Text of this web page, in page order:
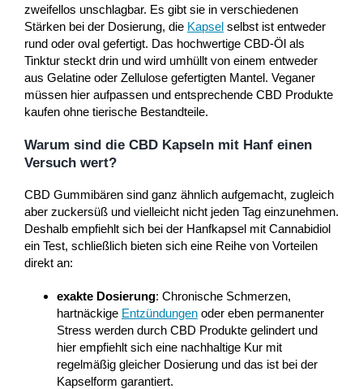
zweifellos unschlagbar. Es gibt sie in verschiedenen
Stärken bei der Dosierung, die Kapsel selbst ist entweder
rund oder oval gefertigt. Das hochwertige CBD-Öl als
Tinktur steckt drin und wird umhüllt von einem entweder
aus Gelatine oder Zellulose gefertigten Mantel. Veganer
müssen hier aufpassen und entsprechende CBD Produkte
kaufen ohne tierische Bestandteile.
Warum sind die CBD Kapseln mit Hanf einen
Versuch wert?
CBD Gummibären sind ganz ähnlich aufgemacht, zugleich
aber zuckersüß und vielleicht nicht jeden Tag einzunehmen.
Deshalb empfiehlt sich bei der Hanfkapsel mit Cannabidiol
ein Test, schließlich bieten sich eine Reihe von Vorteilen
direkt an:
exakte Dosierung: Chronische Schmerzen,
hartnäckige Entzündungen oder eben permanenter
Stress werden durch CBD Produkte gelindert und
hier empfiehlt sich eine nachhaltige Kur mit
regelmäßig gleicher Dosierung und das ist bei der
Kapselform garantiert.